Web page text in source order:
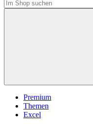
Premium
Themen
Excel